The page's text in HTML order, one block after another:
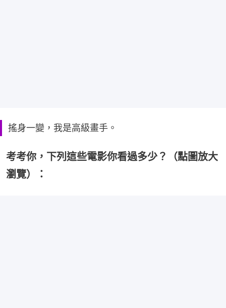
搖身一變，我是高級畫手。
考考你，下列這些電影你看過多少？（點圖放大
瀏覽）：